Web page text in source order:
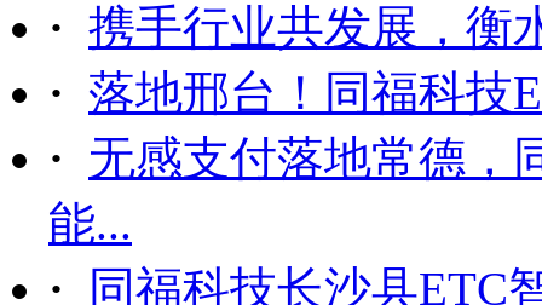
· 携手行业共发展，衡
· 落地邢台！同福科技
· 无感支付落地常德，
能...
·
同福科技长沙县ETC